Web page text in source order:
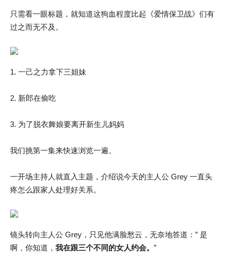
只需看一眼标题，就知道这狗血程度比起《爱情保卫战》们有
过之而无不及。
1. 一己之力拿下三姐妹
2. 新郎在偷吃
3. 为了脱衣舞娘要离开新生儿妈妈
我们挑第一集来快速浏览一遍。
一开场主持人就直入主题，介绍说今天的主人公 Grey 一直头
疼怎么跟家人处理好关系。
镜头转向主人公 Grey，只见他满脸愁云，无奈地答道：” 是
啊，你知道， 我在跟三个不同的女人约会。 ”